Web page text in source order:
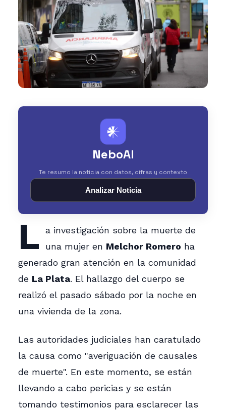
𒀭
NeboAI
Te resumo la noticia con datos, cifras y contexto
Analizar Noticia
L
a investigación sobre la muerte de
una mujer en Melchor Romero ha
generado gran atención en la comunidad
de La Plata. El hallazgo del cuerpo se
realizó el pasado sábado por la noche en
una vivienda de la zona.
Las autoridades judiciales han caratulado
la causa como "averiguación de causales
de muerte". En este momento, se están
llevando a cabo pericias y se están
tomando testimonios para esclarecer las